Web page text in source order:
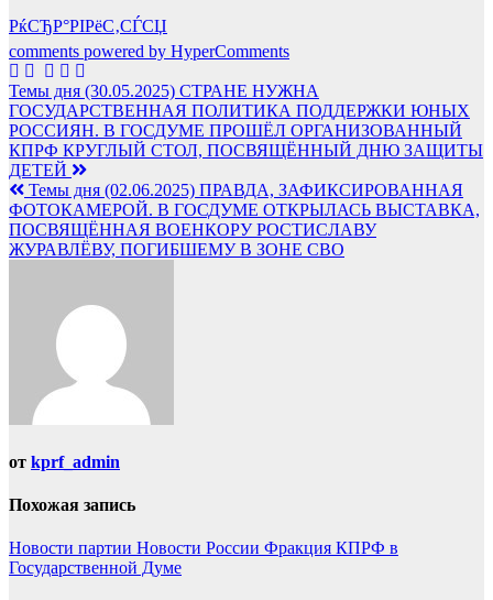
РќСЂР°РІРёС‚СЃСЏ
comments powered by HyperComments
Навигация
по
записям
Темы дня (30.05.2025) СТРАНЕ НУЖНА
ГОСУДАРСТВЕННАЯ ПОЛИТИКА ПОДДЕРЖКИ ЮНЫХ
РОССИЯН. В ГОСДУМЕ ПРОШЁЛ ОРГАНИЗОВАННЫЙ
КПРФ КРУГЛЫЙ СТОЛ, ПОСВЯЩЁННЫЙ ДНЮ ЗАЩИТЫ
ДЕТЕЙ
Темы дня (02.06.2025) ПРАВДА, ЗАФИКСИРОВАННАЯ
ФОТОКАМЕРОЙ. В ГОСДУМЕ ОТКРЫЛАСЬ ВЫСТАВКА,
ПОСВЯЩЁННАЯ ВОЕНКОРУ РОСТИСЛАВУ
ЖУРАВЛЁВУ, ПОГИБШЕМУ В ЗОНЕ СВО
от kprf_admin
Похожая запись
Новости партии Новости России Фракция КПРФ в
Государственной Думе